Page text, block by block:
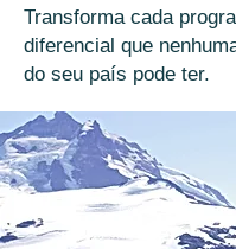
Transforma cada
diferencial que
do seu país pode ter.